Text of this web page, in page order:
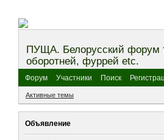
ПУЩА. Белорусский форум
оборотней, фуррей etc.
Форум Участники Поиск
Активные темы
Объявление